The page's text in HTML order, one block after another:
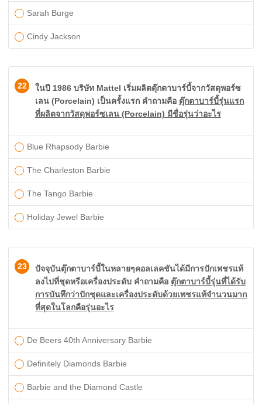
Sarah Burge
Cindy Jackson
22
ในปี 1986 บริษัท Mattel เริ่มผลิตตุ๊กตาบาร์บี้จากวัสดุพอร์ซ
เลน (Porcelain) เป็นครั้งแรก คำถามคือ ตุ๊กตาบาร์บี้รุ่นแรก
ที่ผลิตจากวัสดุพอร์ซเลน (Porcelain) มีชื่อรุ่นว่าอะไร
Blue Rhapsody Barbie
The Charleston Barbie
The Tango Barbie
Holiday Jewel Barbie
23
ปัจจุบันตุ๊กตาบาร์บี้ในหลายๆคอลเลคชันได้มีการปักเพชรแท้
ลงไปที่ชุดหรือเครื่องประดับ คำถามคือ ตุ๊กตาบาร์บี้รุ่นที่ได้รับ
การบันทึกว่าปักชุดและเครื่องประดับด้วยเพชรแท้จำนวนมาก
ที่สุดในโลกคือรุ่นอะไร
De Beers 40th Anniversary Barbie
Definitely Diamonds Barbie
Barbie and the Diamond Castle